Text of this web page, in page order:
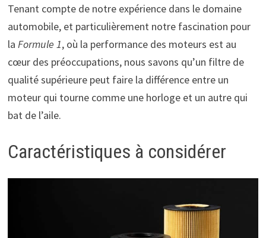
Tenant compte de notre expérience dans le domaine
automobile, et particulièrement notre fascination pour
la Formule 1, où la performance des moteurs est au
cœur des préoccupations, nous savons qu’un filtre de
qualité supérieure peut faire la différence entre un
moteur qui tourne comme une horloge et un autre qui
bat de l’aile.
Caractéristiques à considérer